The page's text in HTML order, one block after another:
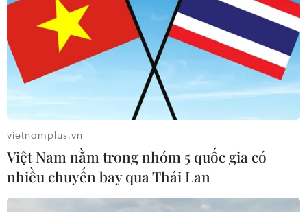
Khánh thành hai nhà máy điện năng lượng
Mặt Trời tại Tây Ninh
19/06/2019 11:27
Hai nhà máy ở Tây Ninh có công suất 118,8 MWp, mỗi
năm cung cấp cho hệ thống điện lưới quốc gia với sản
vietnamplus.vn
Việt Nam nằm trong nhóm 5 quốc gia có
nhiều chuyến bay qua Thái Lan